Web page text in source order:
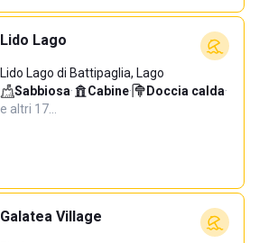
Lido Lago
Lido Lago di Battipaglia, Lago
Sabbiosa· Cabine· Doccia calda·
e altri 17…
Galatea Village